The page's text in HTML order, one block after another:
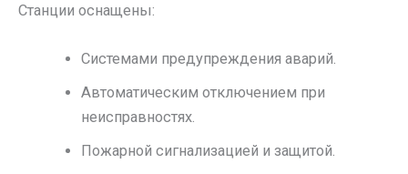
Станции оснащены:
Системами предупреждения аварий.
Автоматическим отключением при
неисправностях.
Пожарной сигнализацией и защитой.